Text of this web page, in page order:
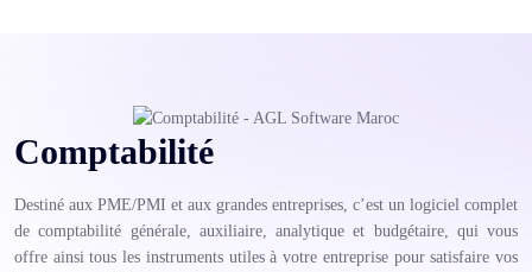
Comptabilité
Destiné aux PME/PMI et aux grandes entreprises, c’est un logiciel complet
de comptabilité générale, auxiliaire, analytique et budgétaire, qui vous
offre ainsi tous les instruments utiles à votre entreprise pour satisfaire vos